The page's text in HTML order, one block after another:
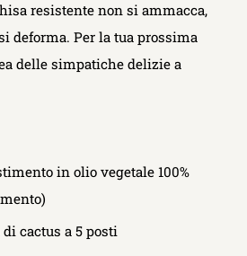
resistente non si ammacca,
deforma. Per la tua prossima
delle simpatiche delizie a
in olio vegetale 100%
cactus a 5 posti